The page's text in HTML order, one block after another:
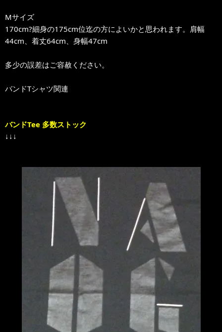
Mサイズ
170cm?細身の175cm位迄の方によいかと思われます。肩幅
44cm、着丈64cm、身幅47cm
多少の誤差はご容赦ください。
バンドTシャツ関連
バンドTee 多数ストック
↓↓↓